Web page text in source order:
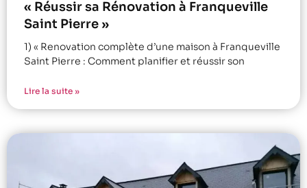
« Réussir sa Rénovation à Franqueville
Saint Pierre »
1) « Renovation complète d’une maison à Franqueville
Saint Pierre : Comment planifier et réussir son
Lire la suite »